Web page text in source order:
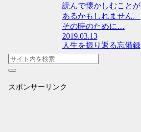
読んで懐かしむことが
あるかもしれません。
その時のために…
2019.03.13
人生を振り返る忘備録
スポンサーリンク